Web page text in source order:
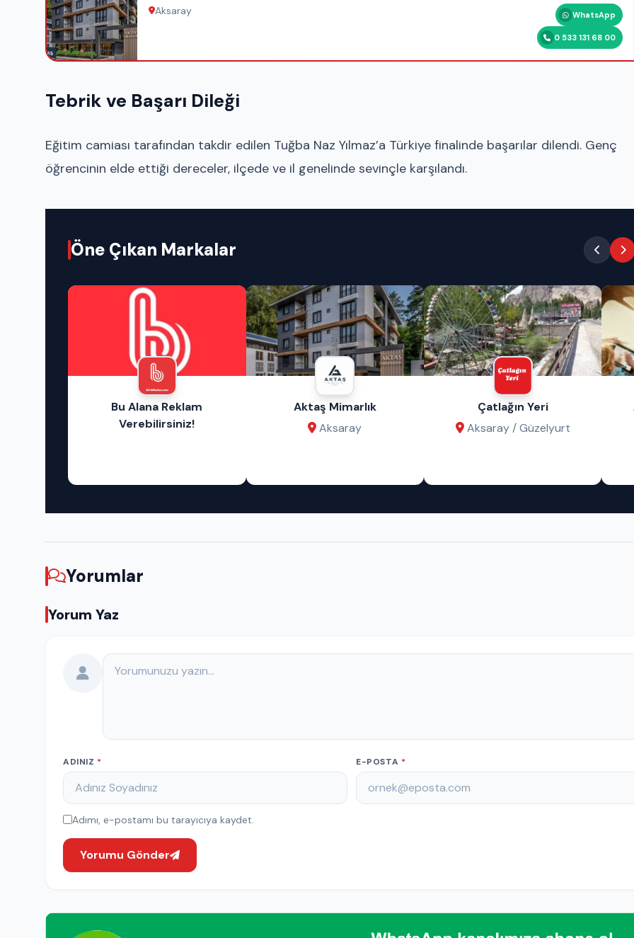
Aksaray WhatsApp
0 533 131 68 00
Tebrik ve Başarı Dileği
Eğitim camiası tarafından takdir edilen Tuğba Naz Yılmaz’a Türkiye finalinde başarılar dilendi. Genç
öğrencinin elde ettiği dereceler, ilçede ve il genelinde sevinçle karşılandı.
Öne Çıkan Markalar
Bu Alana Reklam
Verebilirsiniz!
Aktaş Mimarlık
Aksaray
Çatlağın Yeri
Aksaray / Güzelyurt
Yorumlar
Yorum Yaz
Yorumunuz
ADINIZ * E-POSTA *
Adımı, e-postamı bu tarayıcıya kaydet.
Yorumu Gönder